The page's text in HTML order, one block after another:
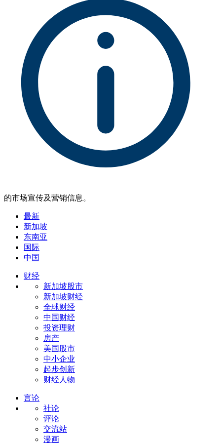
的市场宣传及营销信息。
最新
新加坡
东南亚
国际
中国
财经
新加坡股市
新加坡财经
全球财经
中国财经
投资理财
房产
美国股市
中小企业
起步创新
财经人物
言论
社论
评论
交流站
漫画